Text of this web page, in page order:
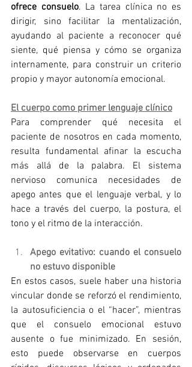
ofrece consuelo. La tarea clínica no es
dirigir, sino facilitar la mentalización,
ayudando al paciente a reconocer qué
siente, qué piensa y cómo se organiza
internamente, para construir un criterio
propio y mayor autonomía emocional.
El cuerpo como primer lenguaje clínico
Para comprender qué necesita el
paciente de nosotros en cada momento,
resulta fundamental afinar la escucha
más allá de la palabra. El sistema
nervioso comunica necesidades de
apego antes que el lenguaje verbal, y lo
hace a través del cuerpo, la postura, el
tono y el ritmo de la interacción.
Apego evitativo: cuando el consuelo
no estuvo disponible
En estos casos, suele haber una historia
vincular donde se reforzó el rendimiento,
la autosuficiencia o el “hacer”, mientras
que el consuelo emocional estuvo
ausente o fue minimizado. En sesión,
esto puede observarse en cuerpos